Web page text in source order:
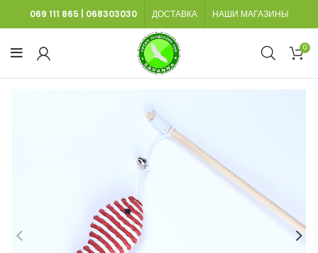
069 111 865 068303030 ДОСТАВКА НАШИ МАГАЗИНЫ
0